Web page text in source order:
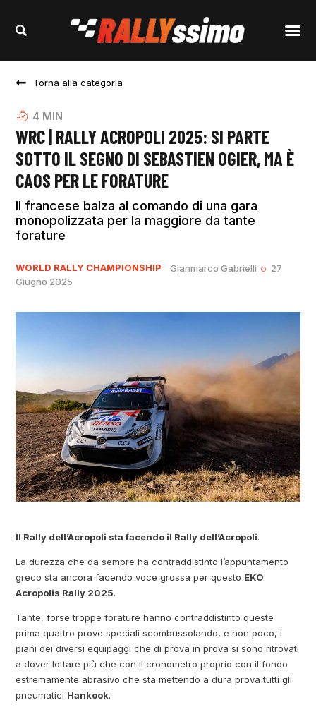
Torna alla categoria
4 MIN
WRC | RALLY ACROPOLI 2025: SI PARTE
SOTTO IL SEGNO DI SEBASTIEN OGIER, MA È
CAOS PER LE FORATURE
Il francese balza al comando di una gara
monopolizzata per la maggiore da tante
forature
WORLD RALLY CHAMPIONSHIP Gianmarco Gabrielli
27
Giugno 2025
Il Rally dell’Acropoli sta facendo il Rally dell’Acropoli.
La durezza che da sempre ha contraddistinto l’appuntamento
greco sta ancora facendo voce grossa per questo EKO
Acropolis Rally 2025.
Tante, forse troppe forature hanno contraddistinto queste
prima quattro prove speciali scombussolando, e non poco, i
piani dei diversi equipaggi che di prova in prova si sono ritrovati
a dover lottare più che con il cronometro proprio con il fondo
estremamente abrasivo che sta mettendo a dura prova tutti gli
pneumatici Hankook.